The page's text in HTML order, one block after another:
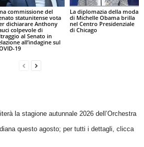
commissione del
statunitense vota
dichiarare Anthony
colpevole di
al Senato in
all’indagine sul
19
La diplomazia della moda
di Michelle Obama brilla
nel Centro Presidenziale
di Chicago
la stagione autunnale 2026 dell’Orchestra
questo agosto; per tutti i dettagli, clicca